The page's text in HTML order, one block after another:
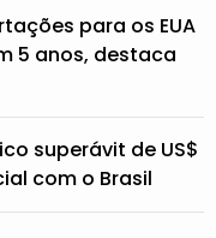
para os EUA
5 anos, destaca
superávit de US$
com o Brasil